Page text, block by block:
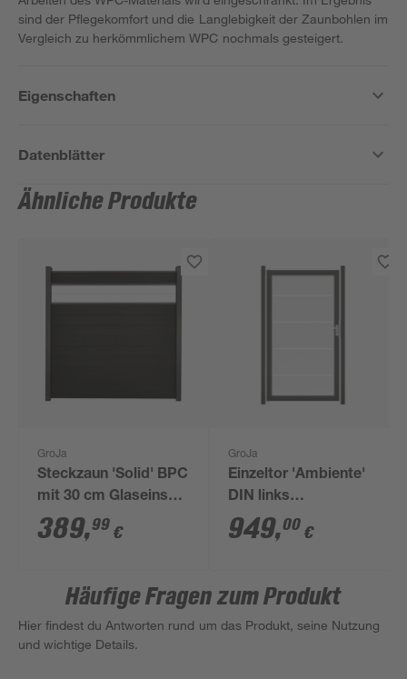
sind der Pflegekomfort und die Langlebigkeit der Zaunbohlen im
Vergleich zu herkömmlichem WPC nochmals gesteigert.
Eigenschaften
Datenblätter
Ähnliche Produkte
GroJa
Steckzaun 'Solid' BPC
mit 30 cm Glaseinsatz
schwarz 180 x 180 cm
389,99 €
GroJa
Einzeltor 'Ambiente'
DIN links
Streifen/anthrazit 100
x 180 cm
949,00 €
Häufige Fragen zum Produkt
Hier findest du Antworten rund um das Produkt, seine Nutzung
und wichtige Details.